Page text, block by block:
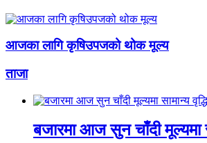
आजका लागि कृषिउपजको थोक मूल्य
ताजा
बजारमा आज सुन चाँदी मूल्यमा